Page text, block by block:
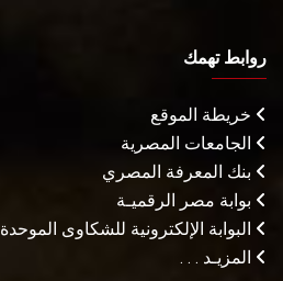
روابط تهمك
خريطة الموقع
الجامعات المصرية
بنك المعرفة المصري
بوابة مصر الرقميـة
البوابة الإلكترونية للشكاوى الموحدة
المزيـد . . .